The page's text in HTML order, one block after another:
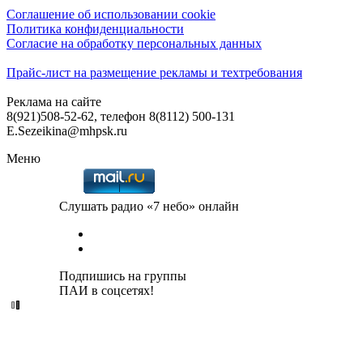
Соглашение об использовании cookie
Политика конфиденциальности
Согласие на обработку персональных данных
Прайс-лист на размещение рекламы и техтребования
Реклама на сайте
8(921)508-52-62, телефон 8(8112) 500-131
E.Sezeikina@mhpsk.ru
Меню
Слушать радио «7 небо» онлайн
Подпишись на группы
ПАИ в соцсетях!